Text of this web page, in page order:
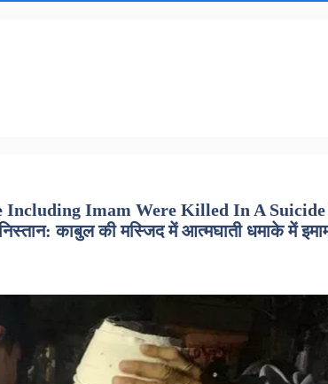
Including Imam Were Killed In A
काबुल की मस्जिद में आत्मघाती धमाके में